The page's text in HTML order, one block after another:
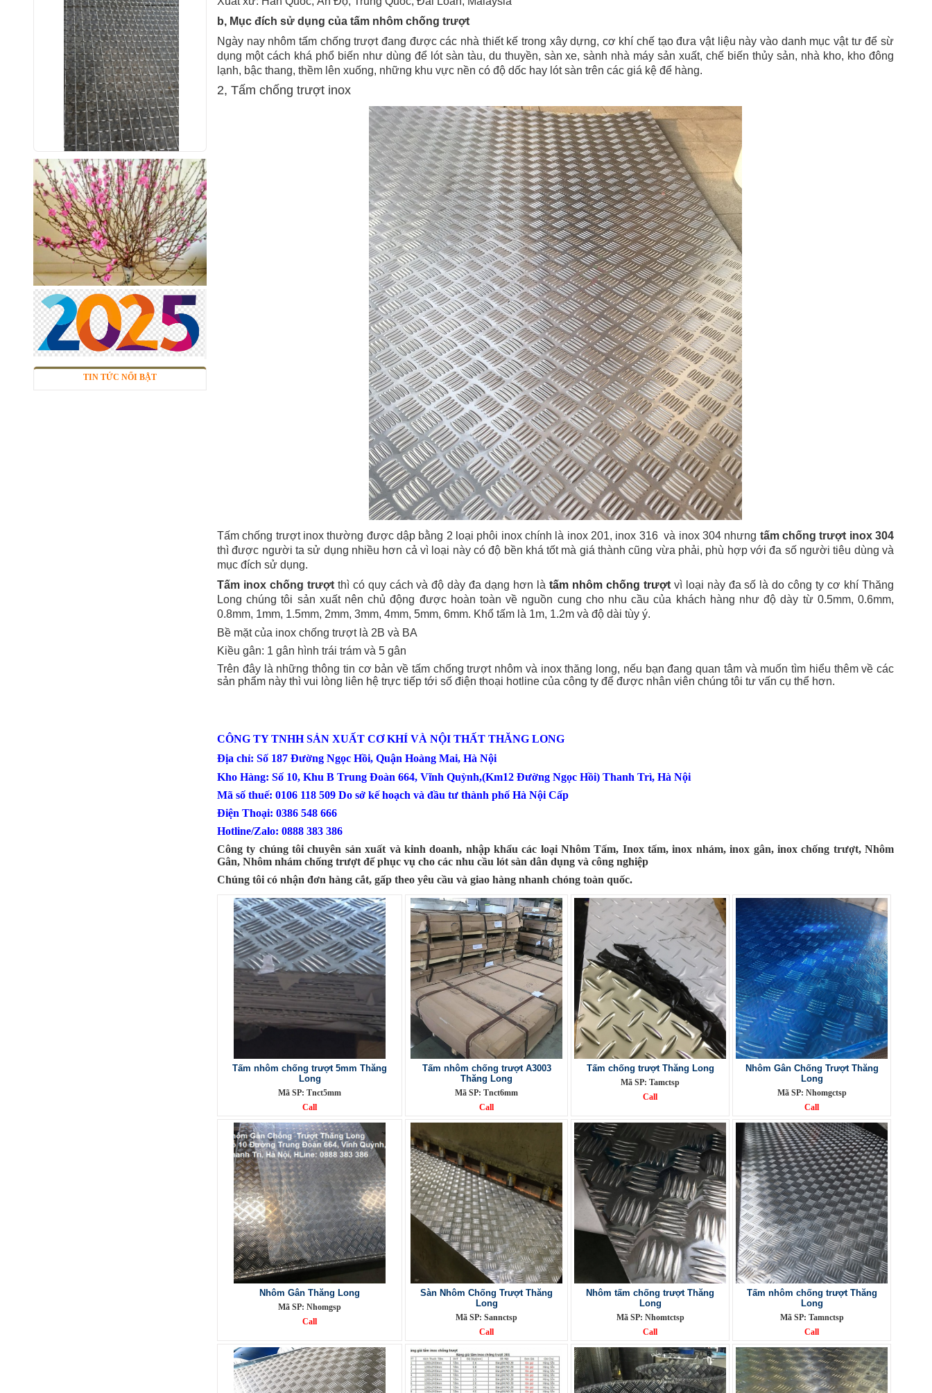
Lưới inox 10x10 đan ô vuông
Thăng Long
Mã SP: linox1010dvsp
Call
Nhôm tấm phẳng
Call
TIN TỨC NỔI BẬT
b, Mục đích sử dụng của tấm nhôm chống trượt
Ngày nay nhôm tấm chống trượt đang được các nhà thiết kế trong xây dựng, cơ khí chế tạo đưa vật liệu này vào danh mục vật tư để sừ
dụng một cách khá phổ biến như dùng để lót sàn tàu, du thuyền, sàn xe, sành nhà máy sản xuất, chế biến thủy sản, nhà kho, kho đông
lạnh, bậc thang, thềm lên xuống, những khu vực nền có độ dốc hay lót sàn trên các giá kệ để hàng.
2, Tấm chống trượt inox
Tấm chống trượt inox thường được dập bằng 2 loại phôi inox chính là inox 201, inox 316 và inox 304 nhưng tấm chống trượt inox 304
thì được người ta sử dụng nhiều hơn cả vì loại này có độ bền khá tốt mà giá thành cũng vừa phải, phù hợp với đa số người tiêu dùng và
mục đích sử dụng.
Tấm inox chống trượtthì có quy cách và độ dày đa dạng hơn làtấm nhôm chống trượtvì loại này đa số là do công ty cơ khí Thăng
Long chúng tôi sản xuất nên chủ động được hoàn toàn về nguồn cung cho nhu cầu của khách hàng như độ dày từ 0.5mm, 0.6mm,
0.8mm, 1mm, 1.5mm, 2mm, 3mm, 4mm, 5mm, 6mm. Khổ tấm là 1m, 1.2m và độ dài tùy ý.
Bề mặt của inox chống trượt là 2B và BA
Kiều gân: 1 gân hình trái trám và 5 gân
Trên đây là những thông tin cơ bản về tấm chống trượt nhôm và inox thăng long, nếu bạn đang quan tâm và muốn tìm hiểu thêm về các
sản phẩm này thì vui lòng liên hệ trực tiếp tới số điện thoại hotline của công ty để được nhân viên chúng tôi tư vấn cụ thể hơn.
CÔNG TY TNHH SẢN XUẤT CƠ KHÍ VÀ NỘI THẤT THĂNG LONG
Địa chỉ: Số 187 Đường Ngọc Hồi, Quận Hoàng Mai, Hà Nội
Kho Hàng: Số 10, Khu B Trung Đoàn 664, Vĩnh Quỳnh,(Km12 Đường Ngọc Hồi) Thanh Trì, Hà Nội
Mã số thuế: 0106 118 509 Do sở kế hoạch và đầu tư thành phố Hà Nội Cấp
Điện Thoại: 0386 548 666
Hotline/Zalo: 0888 383 386
Công ty chúng tôi chuyên sản xuất và kinh doanh, nhập khẩu các loại Nhôm Tấm, Inox tấm, inox nhám, inox gân, inox chống trượt, Nhôm
Gân, Nhôm nhám chống trượt để phục vụ cho các nhu cầu lót sàn dân dụng và công nghiệp
Chúng tôi có nhận đơn hàng cắt, gấp theo yêu cầu và giao hàng nhanh chóng toàn quốc.
Tấm nhôm chống trượt 5mm Thăng
Long
Mã SP: Tnct5mm
Call
Tấm nhôm chống trượt A3003
Thăng Long
Mã SP: Tnct6mm
Call
Tấm chống trượt Thăng Long
Mã SP: Tamctsp
Call
Nhôm Gân Chống Trượt Thăng
Long
Mã SP: Nhomgctsp
Call
Nhôm Gân Thăng Long
Mã SP: Nhomgsp
Call
Sàn Nhôm Chống Trượt Thăng
Long
Mã SP: Sannctsp
Call
Nhôm tấm chống trượt Thăng
Long
Mã SP: Nhomtctsp
Call
Tấm nhôm chống trượt Thăng
Long
Mã SP: Tamnctsp
Call